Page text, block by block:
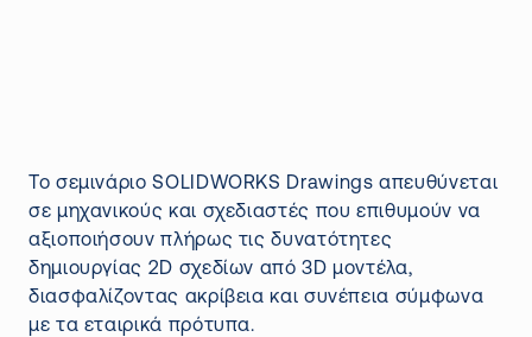
Το σεμινάριο SOLIDWORKS Drawings απευθύνεται
σε μηχανικούς και σχεδιαστές που επιθυμούν να
αξιοποιήσουν πλήρως τις δυνατότητες
δημιουργίας 2D σχεδίων από 3D μοντέλα,
διασφαλίζοντας ακρίβεια και συνέπεια σύμφωνα
με τα εταιρικά πρότυπα.